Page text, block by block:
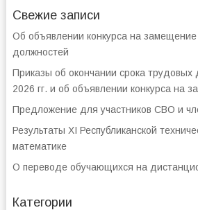
Свежие записи
Об объявлении конкурса на замещение
должностей
Приказы об окончании срока
2026 гг. и об объявлении конкурса на
Предложение для участников СВО и
Результаты XI Республиканской
математике
О переводе обучающихся на
Категории